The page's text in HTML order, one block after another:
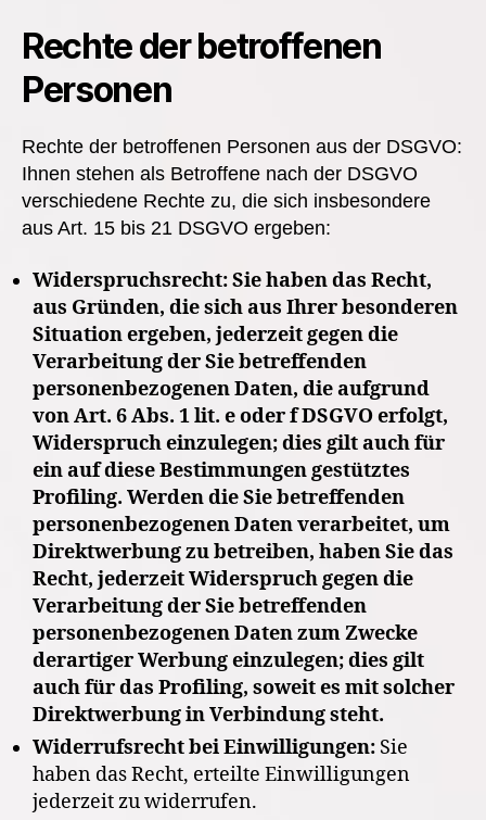
Rechte der betroffenen
Personen
Rechte der betroffenen Personen aus der DSGVO:
Ihnen stehen als Betroffene nach der DSGVO
verschiedene Rechte zu, die sich insbesondere
aus Art. 15 bis 21 DSGVO ergeben:
Widerspruchsrecht: Sie haben das Recht,
aus Gründen, die sich aus Ihrer besonderen
Situation ergeben, jederzeit gegen die
Verarbeitung der Sie betreffenden
personenbezogenen Daten, die aufgrund
von Art. 6 Abs. 1 lit. e oder f DSGVO erfolgt,
Widerspruch einzulegen; dies gilt auch für
ein auf diese Bestimmungen gestütztes
Profiling. Werden die Sie betreffenden
personenbezogenen Daten verarbeitet, um
Direktwerbung zu betreiben, haben Sie das
Recht, jederzeit Widerspruch gegen die
Verarbeitung der Sie betreffenden
personenbezogenen Daten zum Zwecke
derartiger Werbung einzulegen; dies gilt
auch für das Profiling, soweit es mit solcher
Direktwerbung in Verbindung steht.
Widerrufsrecht bei Einwilligungen: Sie
haben das Recht, erteilte Einwilligungen
jederzeit zu widerrufen.